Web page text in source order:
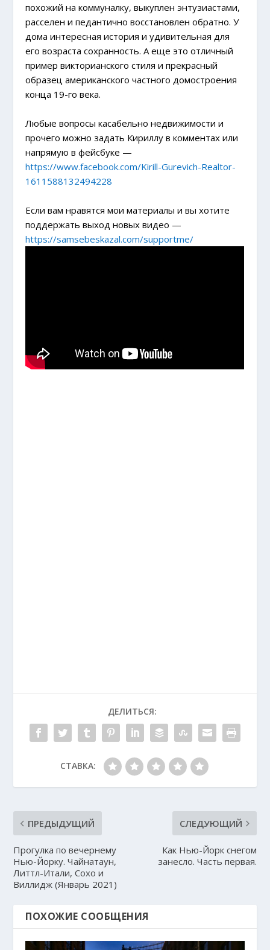
похожий на коммуналку, выкуплен энтузиастами,
расселен и педантично восстановлен обратно. У
дома интересная история и удивительная для
его возраста сохранность. А еще это отличный
пример викторианского стиля и прекрасный
образец американского частного домостроения
конца 19-го века.
Любые вопросы касабельно недвижимости и
прочего можно задать Кириллу в комментах или
напрямую в фейсбуке —
https://www.facebook.com/Kirill-Gurevich-Realtor-
1611588132494228
Если вам нравятся мои материалы и вы хотите
поддержать выход новых видео —
https://samsebeskazal.com/supportme/
ДЕЛИТЬСЯ:
СТАВКА:
ПРЕДЫДУЩИЙ
Прогулка по вечернему
Нью-Йорку. Чайнатаун,
Литтл-Итали, Сохо и
Виллидж (Январь 2021)
СЛЕДУЮЩИЙ
Как Нью-Йорк снегом
занесло. Часть первая.
ПОХОЖИЕ СООБЩЕНИЯ